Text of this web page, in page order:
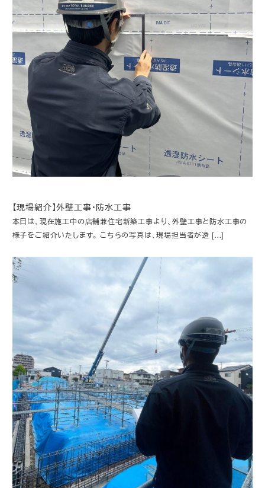
【現場紹介】外壁工事・防水工事
本日は、現在施工中の店舗兼住宅新築工事より、外壁工事と防水工事の
様子をご紹介いたします。 こちらの写真は、現場担当者が透 […]